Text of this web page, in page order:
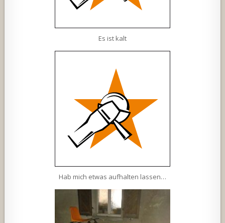
Es ist kalt
Hab mich etwas aufhalten lassen…